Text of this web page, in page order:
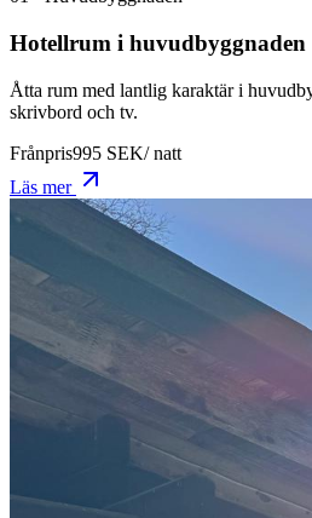
Hotellrum i huvudbyggnaden
Åtta rum med lantlig karaktär i
skrivbord och tv.
Frånpris995 SEK/natt
Läs mer